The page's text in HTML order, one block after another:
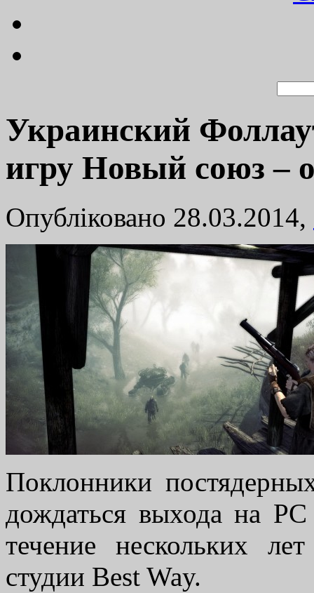
Украинский
игру Новый союз –
Опубліковано 28.03.2014,
Поклонники
дождаться выхода на
течение нескольких
студии Best Way.